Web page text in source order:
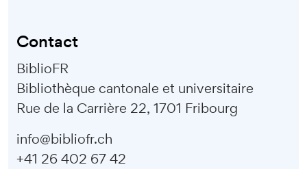
Contact
BiblioFR
Bibliothèque cantonale et universitaire
Rue de la Carrière 22, 1701 Fribourg
info@bibliofr.ch
+41 26 402 67 42